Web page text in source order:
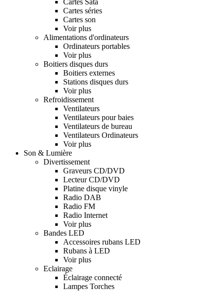
Cartes séries
Cartes son
Voir plus
Alimentations d'ordinateurs
Ordinateurs portables
Voir plus
Boitiers disques durs
Boitiers externes
Stations disques durs
Voir plus
Refroidissement
Ventilateurs
Ventilateurs pour baies
Ventilateurs de bureau
Ventilateurs Ordinateurs
Voir plus
Son & Lumière
Divertissement
Graveurs CD/DVD
Lecteur CD/DVD
Platine disque vinyle
Radio DAB
Radio FM
Radio Internet
Voir plus
Bandes LED
Accessoires rubans LED
Rubans à LED
Voir plus
Eclairage
Éclairage connecté
Lampes Torches